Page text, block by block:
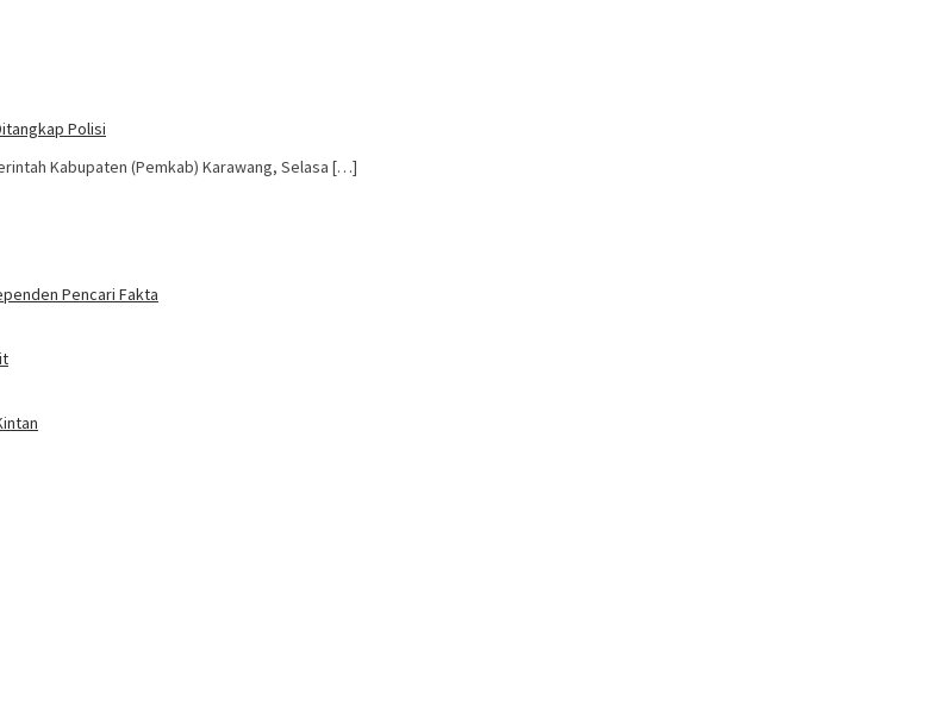
Polisi
Kabupaten (Pemkab) Karawang, Selasa […]
Pencari Fakta